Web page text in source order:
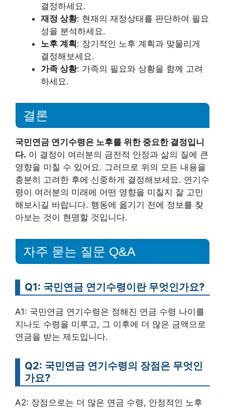
결정하세요.
재정 상황: 현재의 재정상태를 판단하여 필요
성을 분석하세요.
노후 계획 : 장기적인 노후 계획과 맞물리게
결정해보세요.
가족 상황: 가족의 필요와 상황을 함께 고려
하세요.
결론
국민연금 연기수령은 노후를 위한 중요한 결정입니
다. 이 결정이 여러분의 금전적 안정과 삶의 질에 큰
영향을 미칠 수 있어요. 그러므로 위의 모든 내용을
충분히 고려한 후에 신중하게 결정해보세요. 연기수
령이 여러분의 미래에 어떤 영향을 미칠지 잘 고민
해보시길 바랍니다. 행동에 옮기기 전에 정보를 찾
아보는 것이 현명할 것입니다.
자주 묻는 질문 Q&A
Q1: 국민연금 연기수령이란 무엇인가요?
A1: 국민연금 연기수령은 정해진 연금 수령 나이를
지나도 수령을 미루고, 그 이후에 더 많은 금액으로
연금을 받는 제도입니다.
Q2: 국민연금 연기수령의 장점은 무엇인
가요?
A2: 장점으로는 더 많은 연금 수령, 안정적인 노후